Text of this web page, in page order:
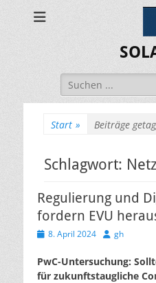
Suchen
nach:
Start » Beiträge
Schlagwort:
Regulierung und
fordern EVU
Veröffentlicht
8. April 2024 Autor
gh
PwC-Untersuchung:
für zukunftstaugliche